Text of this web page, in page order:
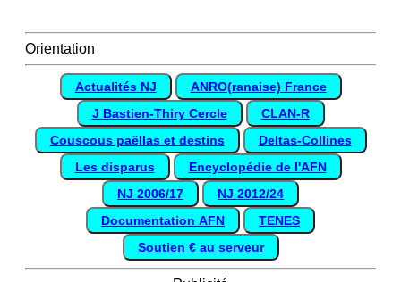
Orientation
Actualités NJ
ANRO(ranaise) France
J Bastien-Thiry Cercle
CLAN-R
Couscous paëllas et destins
Deltas-Collines
Les disparus
Encyclopédie de l'AFN
NJ 2006/17
NJ 2012/24
Documentation AFN
TENES
Soutien € au serveur